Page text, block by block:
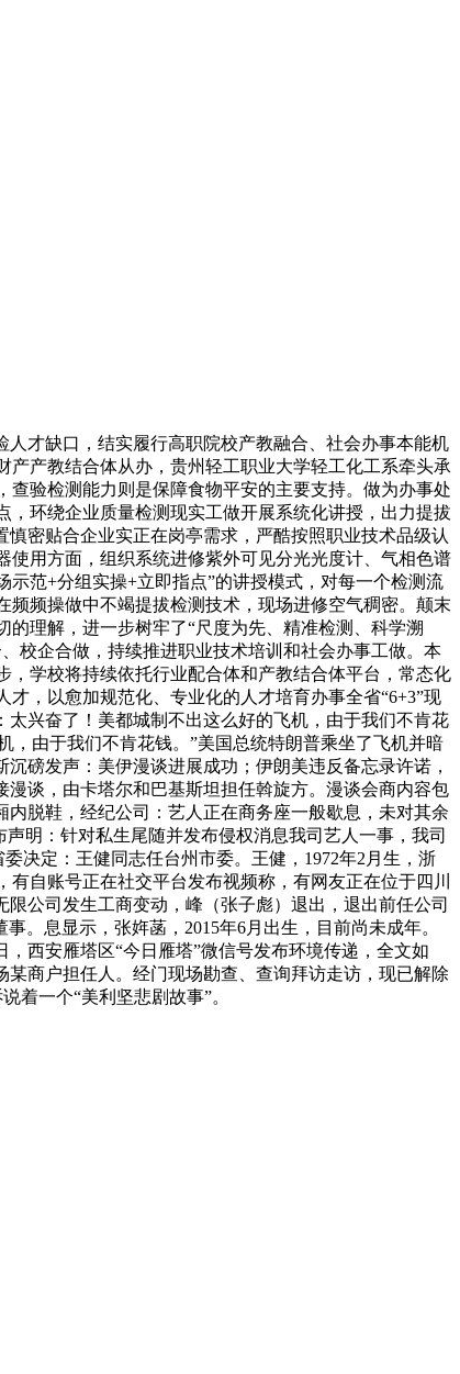
才缺口，结实履行高职院校产教融合、社会办事本能机
产教结合体从办，贵州轻工职业大学轻工化工系牵头承
验检测能力则是保障食物平安的主要支持。做为办事处
环绕企业质量检测现实工做开展系统化讲授，出力提拔
密贴合企业实正在岗亭需求，严酷按照职业技术品级认
用方面，组织系统进修紫外可见分光光度计、气相色谱
范+分组实操+立即指点”的讲授模式，对每一个检测流
频操做中不竭提拔检测技术，现场进修空气稠密。颠末
理解，进一步树牢了“尺度为先、精准检测、科学溯
校企合做，持续推进职业技术培训和社会办事工做。本
学校将持续依托行业配合体和产教结合体平台，常态化
，以愈加规范化、专业化的人才培育办事全省“6+3”现
兴奋了！美都城制不出这么好的飞机，由于我们不肯花
，由于我们不肯花钱。”美国总统特朗普乘坐了飞机并暗
磅发声：美伊漫谈进展成功；伊朗美违反备忘录许诺，
谈，由卡塔尔和巴基斯坦担任斡旋方。漫谈会商内容包
脱鞋，经纪公司：艺人正在商务座一般歇息，未对其余
明：针对私生尾随并发布侵权消息我司艺人一事，我司
决定：王健同志任台州市委。王健，1972年2月生，浙
自账号正在社交平台发布视频称，有网友正在位于四川
公司发生工商变动，峰（张子彪）退出，退出前任公司
。息显示，张姩菡，2015年6月出生，目前尚未成年。
西安雁塔区“今日雁塔”微信号发布环境传递，全文如
商户担任人。经门现场勘查、查询拜访走访，现已解除
着一个“美利坚悲剧故事”。